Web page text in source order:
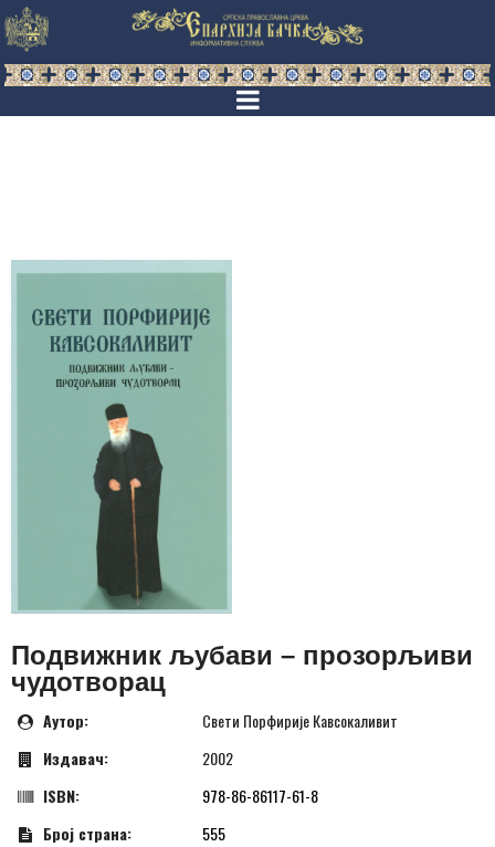
Подвижник љубави – прозорљиви
чудотворац
Аутор:
Свети Порфирије Кавсокаливит
Издавач:
2002
ISBN:
978-86-86117-61-8
Број страна:
555